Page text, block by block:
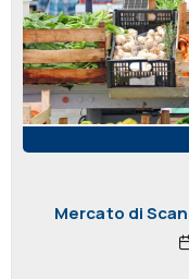
Mercato di